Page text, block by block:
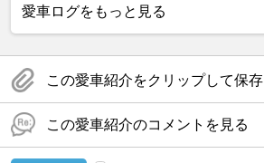
愛車ログをもっと見る
この愛車紹介をクリップして保存
この愛車紹介のコメントを見る